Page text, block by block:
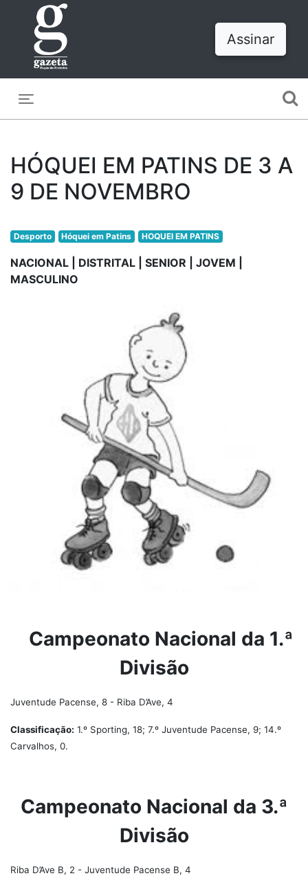
Assinar
HÓQUEI EM PATINS DE 3 A
9 DE NOVEMBRO
Desporto Hóquei em Patins HOQUEI EM PATINS
NACIONAL | DISTRITAL | SENIOR | JOVEM |
MASCULINO
Campeonato Nacional da 1.ª
Divisão
Juventude Pacense, 8 - Riba D’Ave, 4
Classificação: 1.º Sporting, 18; 7.º Juventude Pacense, 9; 14.º
Carvalhos, 0.
Campeonato Nacional da 3.ª
Divisão
Riba D’Ave B, 2 - Juventude Pacense B, 4